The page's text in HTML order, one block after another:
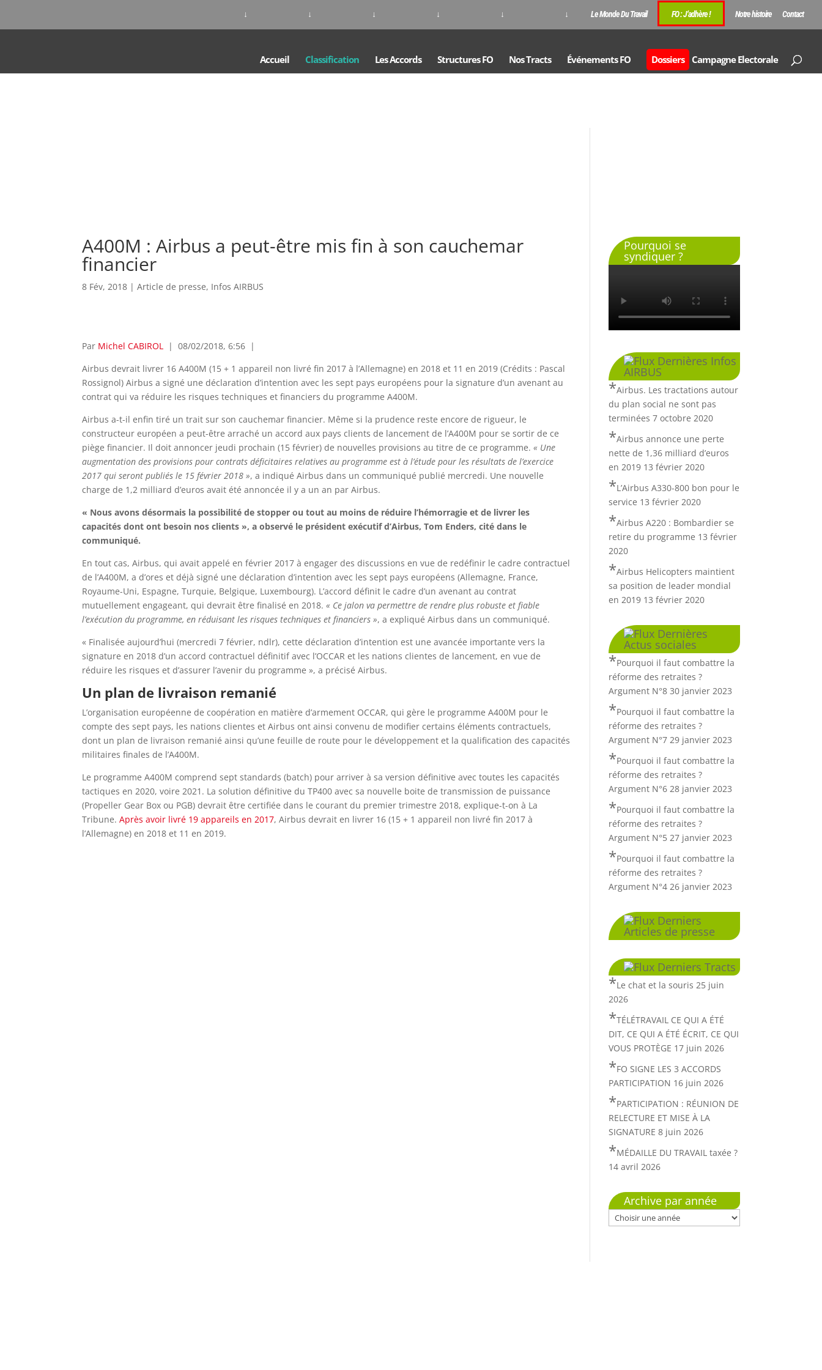
↓ ↓ ↓ ↓ ↓ ↓ Le Monde Du Travail FO : J’adhère ! Notre histoire Contact
Accueil Classification Les Accords Structures FO Nos Tracts Événements FO Dossiers Campagne Electorale
A400M : Airbus a peut-être mis fin à son cauchemar
financier
8 Fév, 2018 |Article de presse, Infos AIRBUS
Par Michel CABIROL | 08/02/2018, 6:56 |
Airbus devrait livrer 16 A400M (15 + 1 appareil non livré fin 2017 à l’Allemagne) en 2018 et 11 en 2019 (Crédits : Pascal
Rossignol) Airbus a signé une déclaration d’intention avec les sept pays européens pour la signature d’un avenant au
contrat qui va réduire les risques techniques et financiers du programme A400M.
Airbus a-t-il enfin tiré un trait sur son cauchemar financier. Même si la prudence reste encore de rigueur, le
constructeur européen a peut-être arraché un accord aux pays clients de lancement de l’A400M pour se sortir de ce
piège financier. Il doit annoncer jeudi prochain (15 février) de nouvelles provisions au titre de ce programme.« Une
augmentation des provisions pour contrats déficitaires relatives au programme est à l’étude pour les résultats de l’exercice
2017 qui seront publiés le 15 février 2018 », a indiqué Airbus dans un communiqué publié mercredi. Une nouvelle
charge de 1,2 milliard d’euros avait été annoncée il y a un an par Airbus.
« Nous avons désormais la possibilité de stopper ou tout au moins de réduire l’hémorragie et de livrer les
capacités dont ont besoin nos clients », a observé le président exécutif d’Airbus, Tom Enders, cité dans le
communiqué.
En tout cas, Airbus, qui avait appelé en février 2017 à engager des discussions en vue de redéfinir le cadre contractuel
de l’A400M, a d’ores et déjà signé une déclaration d’intention avec les sept pays européens (Allemagne, France,
Royaume-Uni, Espagne, Turquie, Belgique, Luxembourg). L’accord définit le cadre d’un avenant au contrat
mutuellement engageant, qui devrait être finalisé en 2018.« Ce jalon va permettre de rendre plus robuste et fiable
l’exécution du programme, en réduisant les risques techniques et financiers », a expliqué Airbus dans un communiqué.
« Finalisée aujourd’hui (mercredi 7 février, ndlr), cette déclaration d’intention est une avancée importante vers la
signature en 2018 d’un accord contractuel définitif avec l’OCCAR et les nations clientes de lancement, en vue de
réduire les risques et d’assurer l’avenir du programme », a précisé Airbus.
Un plan de livraison remanié
L’organisation européenne de coopération en matière d’armement OCCAR, qui gère le programme A400M pour le
compte des sept pays, les nations clientes et Airbus ont ainsi convenu de modifier certains éléments contractuels,
dont un plan de livraison remanié ainsi qu’une feuille de route pour le développement et la qualification des capacités
militaires finales de l’A400M.
Le programme A400M comprend sept standards (batch) pour arriver à sa version définitive avec toutes les capacités
tactiques en 2020, voire 2021. La solution définitive du TP400 avec sa nouvelle boite de transmission de puissance
(Propeller Gear Box ou PGB) devrait être certifiée dans le courant du premier trimestre 2018, explique-t-on à La
Tribune.Après avoir livré 19 appareils en 2017, Airbus devrait en livrer 16 (15 + 1 appareil non livré fin 2017 à
l’Allemagne) en 2018 et 11 en 2019.
Pourquoi se
syndiquer ?
Dernières Infos
AIRBUS
Airbus. Les tractations autour
du plan social ne sont pas
terminées 7 octobre 2020
Airbus annonce une perte
nette de 1,36 milliard d’euros
en 2019 13 février 2020
L’Airbus A330-800 bon pour le
service 13 février 2020
Airbus A220 : Bombardier se
retire du programme 13 février
2020
Airbus Helicopters maintient
sa position de leader mondial
en 2019 13 février 2020
Dernières
Actus sociales
Pourquoi il faut combattre la
réforme des retraites ?
Argument N°8 30 janvier 2023
Pourquoi il faut combattre la
réforme des retraites ?
Argument N°7 29 janvier 2023
Pourquoi il faut combattre la
réforme des retraites ?
Argument N°6 28 janvier 2023
Pourquoi il faut combattre la
réforme des retraites ?
Argument N°5 27 janvier 2023
Pourquoi il faut combattre la
réforme des retraites ?
Argument N°4 26 janvier 2023
Derniers
Articles de presse
Derniers Tracts
Le chat et la souris 25 juin
2026
TÉLÉTRAVAIL CE QUI A ÉTÉ
DIT, CE QUI A ÉTÉ ÉCRIT, CE QUI
VOUS PROTÈGE 17 juin 2026
FO SIGNE LES 3 ACCORDS
PARTICIPATION 16 juin 2026
PARTICIPATION : RÉUNION DE
RELECTURE ET MISE À LA
SIGNATURE 8 juin 2026
MÉDAILLE DU TRAVAIL taxée ?
14 avril 2026
Archive par année